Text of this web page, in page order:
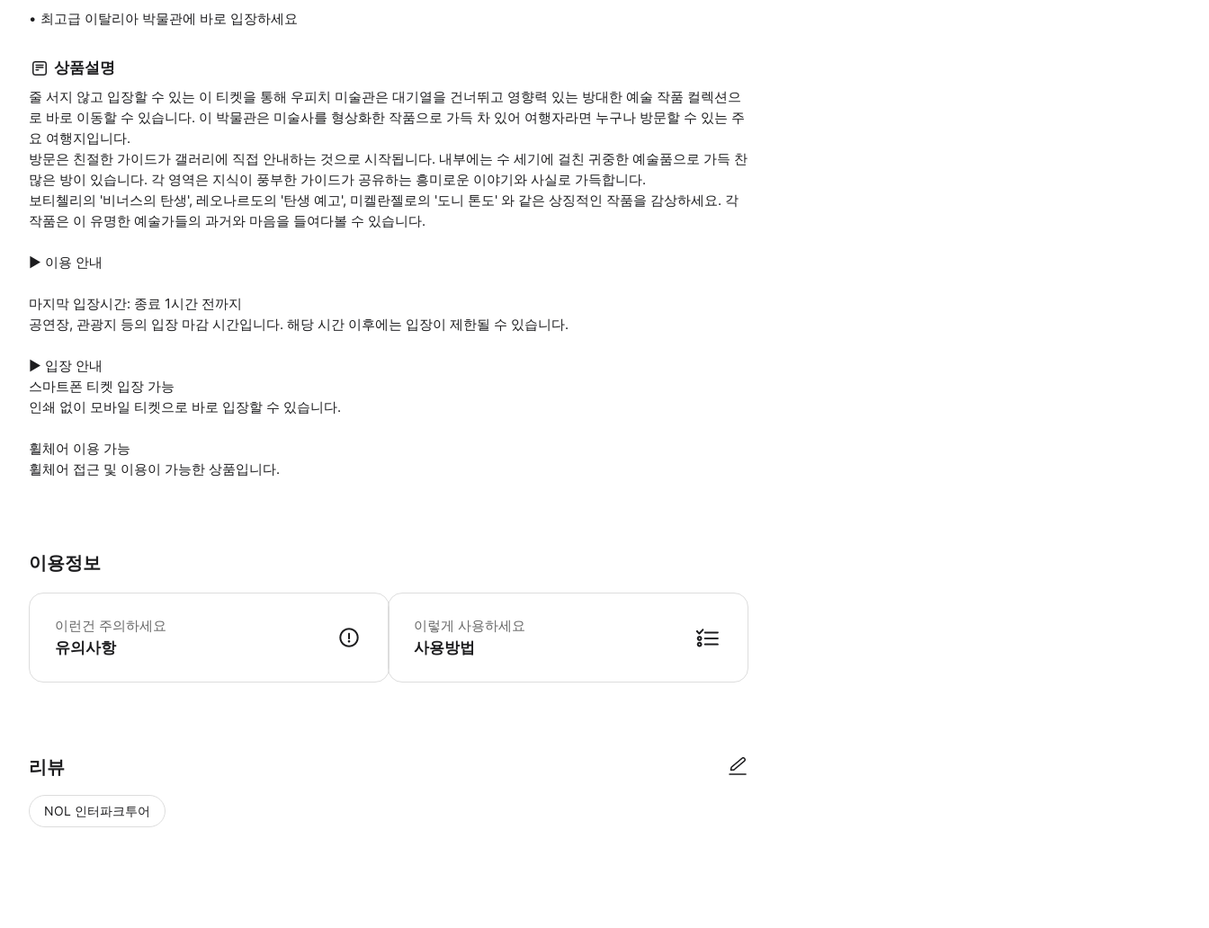
최고급 이탈리아 박물관에 바로 입장하세요
상품설명
줄 서지 않고 입장할 수 있는 이 티켓을 통해 우피치 미술관은 대기열을 건너뛰고 영향력 있는 방대한 예술 작품 컬렉션으
로 바로 이동할 수 있습니다. 이 박물관은 미술사를 형상화한 작품으로 가득 차 있어 여행자라면 누구나 방문할 수 있는 주
요 여행지입니다.
방문은 친절한 가이드가 갤러리에 직접 안내하는 것으로 시작됩니다. 내부에는 수 세기에 걸친 귀중한 예술품으로 가득 찬
많은 방이 있습니다. 각 영역은 지식이 풍부한 가이드가 공유하는 흥미로운 이야기와 사실로 가득합니다.
보티첼리의 '비너스의 탄생', 레오나르도의 '탄생 예고', 미켈란젤로의 '도니 톤도' 와 같은 상징적인 작품을 감상하세요. 각
작품은 이 유명한 예술가들의 과거와 마음을 들여다볼 수 있습니다.
▶ 이용 안내
마지막 입장시간: 종료 1시간 전까지
공연장, 관광지 등의 입장 마감 시간입니다. 해당 시간 이후에는 입장이 제한될 수 있습니다.
▶ 입장 안내
스마트폰 티켓 입장 가능
인쇄 없이 모바일 티켓으로 바로 입장할 수 있습니다.
휠체어 이용 가능
휠체어 접근 및 이용이 가능한 상품입니다.
이용정보
이런건 주의하세요
유의사항
▶ 꼭 알아두세요 * 보안 검사 대기 시간이 있을 수 있습니다. 우피치 미술관 입장권 가격 ============== * 만 18세 이상 ~ 29세 성인 (유로) * 18-25
이렇게 사용하세요
사용방법
리뷰
NOL 인터파크투어